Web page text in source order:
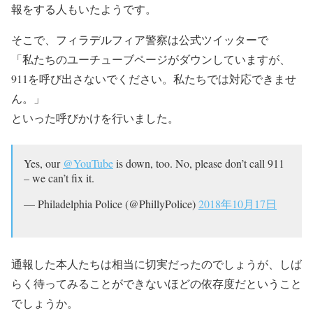
報をする人もいたようです。
そこで、フィラデルフィア警察は公式ツイッターで
「私たちのユーチューブページがダウンしていますが、
911を呼び出さないでください。私たちでは対応できませ
ん。」
といった呼びかけを行いました。
Yes, our @YouTubeis down, too. No, please don’t call 911
– we can’t fix it.
— Philadelphia Police (@PhillyPolice)2018年10月17日
通報した本人たちは相当に切実だったのでしょうが、しば
らく待ってみることができないほどの依存度だということ
でしょうか。